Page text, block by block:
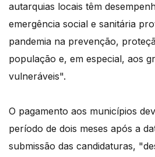
autarquias locais têm
emergência social e sanitária
pandemia na prevenção,
população e, em especial, aos
vulneráveis".
O pagamento aos municípios
período de dois meses após a
submissão das candidaturas,